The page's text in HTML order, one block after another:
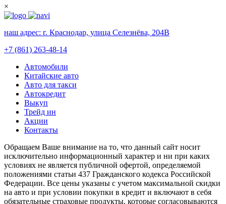
×
наш адрес: г. Краснодар, улица Селезнёва, 204В
+7 (861) 263-48-14
Автомобили
Китайские авто
Авто для такси
Автокредит
Выкуп
Трейд ин
Акции
Контакты
Обращаем Ваше внимание на то, что данный сайт носит
исключительно информационный характер и ни при каких
условиях не является публичной офертой, определяемой
положениями статьи 437 Гражданского кодекса Российской
Федерации. Все цены указаны с учетом максимальной скидки
на авто и при условии покупки в кредит и включают в себя
обязательные страховые продукты, которые согласовываются